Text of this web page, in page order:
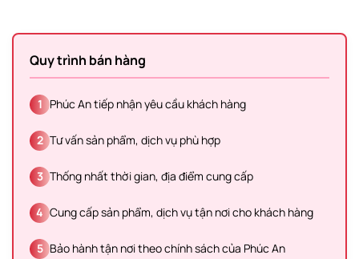
Quy trình bán hàng
1 Phúc An tiếp nhận yêu cầu khách hàng
2 Tư vấn sản phẩm, dịch vụ phù hợp
3 Thống nhất thời gian, địa điểm cung cấp
4 Cung cấp sản phẩm, dịch vụ tận nơi cho khách hàng
5 Bảo hành tận nơi theo chính sách của Phúc An